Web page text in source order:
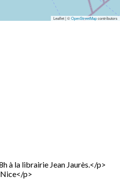
Leaflet | ©OpenStreetMapcontributors
à la librairie Jean Jaurès.</p>
p>